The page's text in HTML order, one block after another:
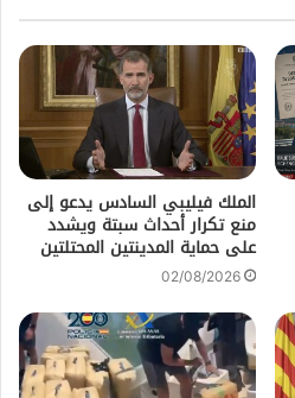
الملك فيليبي السادس يدعو إلى
منع تكرار أحداث سبتة ويشدد
على حماية المدينتين المحتلتين
02/08/2026